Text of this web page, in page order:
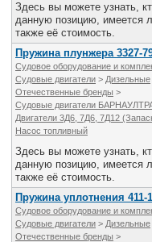
Здесь вы можете узнать,
данную позицию, имеется
также её стоимость.
Пружина плунжера 3327-
Судовое оборудование и
Судовые двигатели > Дизельные
Отечественные бренды >
Судовые двигатели
Двигатели 3Д6, 7Д6, 7Д12
Насос топливный
Здесь вы можете узнать,
данную позицию, имеется
также её стоимость.
Пружина уплотнения 411-
Судовое оборудование и
Судовые двигатели > Дизельные
Отечественные бренды >